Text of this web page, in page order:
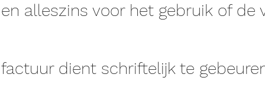
alleszins voor het gebruik of de
dient schriftelijk te